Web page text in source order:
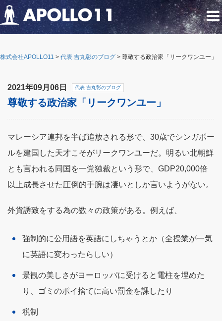
株式会社APOLLO11 > 代表 吉丸彰のブログ > 尊敬する政治家「リークワンユー」
2021年09月06日 代表 吉丸彰のブログ
尊敬する政治家「リークワンユー」
マレーシア連邦を半ば追放される形で、30歳でシンガポー
ルを建国した天才こそがリークワンユーだ。明るい北朝鮮
とも言われる同国を一党独裁という形で、GDP20,000倍
以上成長させた圧倒的手腕は凄いとしか言いようがない。
外貨誘致をする為の数々の政策がある。例えば、
強制的に公用語を英語にしちゃうとか（全授業が一気
に英語に変わったらしい）
景観の美しさがヨーロッパに受けると電柱を埋めた
り、ゴミのポイ捨てに高い罰金を課したり
税制